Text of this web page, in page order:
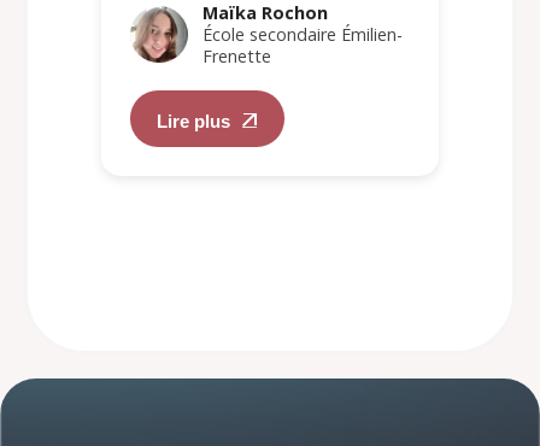
Maïka Rochon
École secondaire Émilien-
Frenette
Lire plus